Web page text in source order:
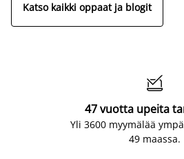
Katso kaikki oppaat ja blogit

47 vuotta upeita
Yli 3600 myymälää
49 maassa.